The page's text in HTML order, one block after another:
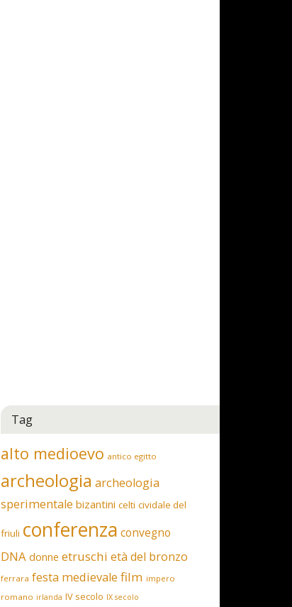
Tag
alto medioevo antico egitto
archeologia archeologia
sperimentale bizantini celti cividale del
friuli conferenza convegno
DNA donne etruschi età del bronzo
ferrara festa medievale film impero
romano irlanda IV secolo IX secolo